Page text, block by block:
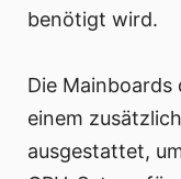
benötigt wird.
Die Mainboards
einem
ausgestattet,